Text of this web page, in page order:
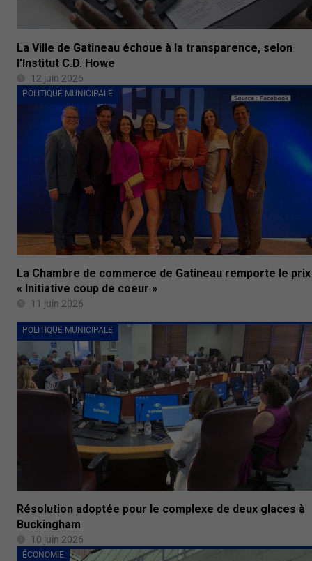
La Ville de Gatineau échoue à la transparence, selon
l’Institut C.D. Howe
12 juin 2026
POLITIQUE MUNICIPALE
La Chambre de commerce de Gatineau remporte le prix
« Initiative coup de coeur »
11 juin 2026
POLITIQUE MUNICIPALE
Résolution adoptée pour le complexe de deux glaces à
Buckingham
10 juin 2026
ÉCONOMIE